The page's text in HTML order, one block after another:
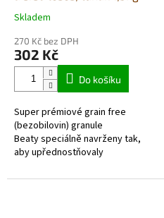
Průměrné
produktu
je
hvězdiček.
Skladem
270 Kč bez DPH
302 Kč
Do košíku
Super prémiové grain free
(bezobilovin) granule
Beaty speciálně navrženy tak,
aby upřednostňovaly
krásu kůže a srsti. Péče o